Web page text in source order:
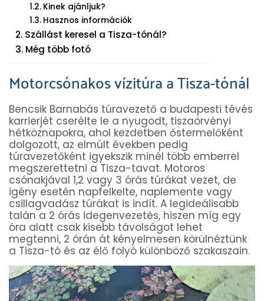
Kinek ajánljuk?
Hasznos információk
Szállást keresel a Tisza-tónál?
Még több fotó
Motorcsónakos vízitúra a Tisza-tónál
Bencsik Barnabás túravezető a budapesti tévés
karrierjét cserélte le a nyugodt, tiszaörvényi
hétköznapokra, ahol kezdetben őstermelőként
dolgozott, az elmúlt években pedig
túravezetőként igyekszik minél több emberrel
megszerettetni a Tisza-tavat. Motoros
csónakjával 1,2 vagy 3 órás túrákat vezet, de
igény esetén napfelkelte, naplemente vagy
csillagvadász túrákat is indít. A legideálisabb
talán a 2 órás idegenvezetés, hiszen míg egy
óra alatt csak kisebb távolságot lehet
megtenni, 2 órán át kényelmesen körülnéztünk
a Tisza-tó és az élő folyó különböző szakaszain.